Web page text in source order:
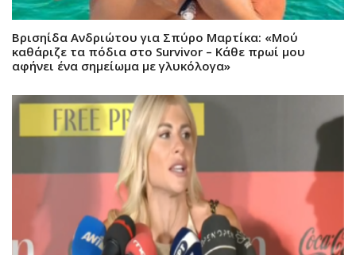
Βρισηίδα Ανδριώτου για Σπύρο Μαρτίκα: «Μού
καθάριζε τα πόδια στο Survivor – Κάθε πρωί μου
αφήνει ένα σημείωμα με γλυκόλογα»